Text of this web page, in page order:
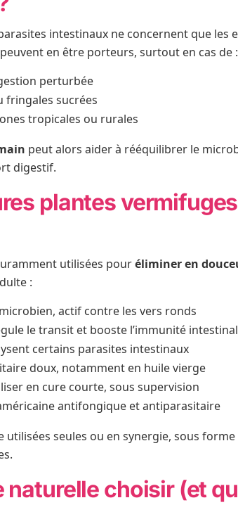
intestinaux ne concernent que les
en être porteurs, surtout en cas de :
perturbée
fringales sucrées
tropicales ou rurales
peut alors aider à rééquilibrer le
digestif.
plantes vermifuges
utilisées pouréliminer en
:
actif contre les vers ronds
le transit et booste l’immunité
certains parasites intestinaux
doux, notamment en huile vierge
en cure courte, sous supervision
antifongique et antiparasitaire
utilisées seules ou en synergie, sous forme
naturelle choisir (et